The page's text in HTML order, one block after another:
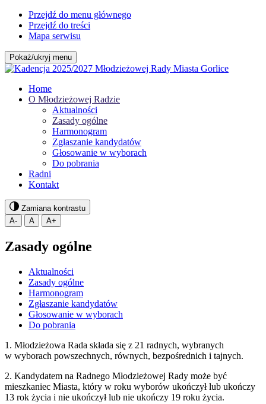
Przejdź do menu głównego
Przejdź do treści
Mapa serwisu
Pokaż/ukryj menu
Home
O Młodzieżowej Radzie
Aktualności
Zasady ogólne
Harmonogram
Zgłaszanie kandydatów
Głosowanie w wyborach
Do pobrania
Radni
Kontakt
Zamiana kontrastu
A-
A A+
Zasady ogólne
Aktualności
Zasady ogólne
Harmonogram
Zgłaszanie kandydatów
Głosowanie w wyborach
Do pobrania
1. Młodzieżowa Rada składa się z 21 radnych, wybranych
w wyborach powszechnych, równych, bezpośrednich i tajnych.
2. Kandydatem na Radnego Młodzieżowej Rady może być
mieszkaniec Miasta, który w roku wyborów ukończył lub ukończy
13 rok życia i nie ukończył lub nie ukończy 19 roku życia.